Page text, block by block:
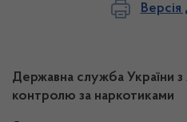
Державна служба України з
контролю за наркотиками